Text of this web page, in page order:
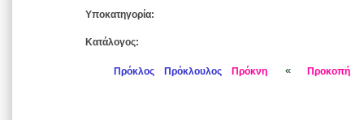
Υποκατηγορία:
Κατάλογος:
Πρόκλος Πρόκλουλος Πρόκνη « Προκοπή